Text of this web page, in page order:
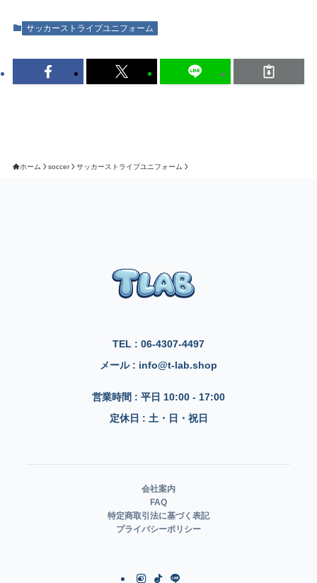
サッカーストライプユニフォーム
ホーム soccer サッカーストライプユニフォーム
TEL : 06-4307-4497
メール : info@t-lab.shop
営業時間 : 平日 10:00 - 17:00
定休日 : 土・日・祝日
会社案内
FAQ
特定商取引法に基づく表記
プライバシーポリシー